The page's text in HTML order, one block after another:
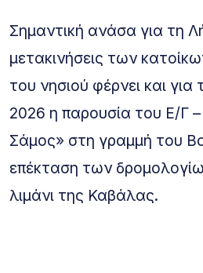
Σημαντική ανάσα για τη
μετακινήσεις των
του νησιού φέρνει και για
2026 η παρουσία του Ε/Γ
Σάμος» στη γραμμή του
επέκταση των
λιμάνι της Καβάλας.